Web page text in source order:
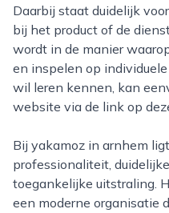
Daarbij staat duidelijk
bij het product of de
wordt in de manier
en inspelen op
wil leren kennen, kan
website via de link op
Bij yakamoz in arnhem ligt de nadruk op
professionaliteit,
toegankelijke uitstraling.
een moderne organisatie